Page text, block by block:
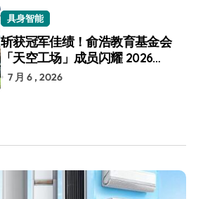
具身智能
斩获冠军佳绩！俞浩教育基金会
「天空工场」成员闪耀 2026
RoboCup 机器人世界杯
7 月 6 , 2026